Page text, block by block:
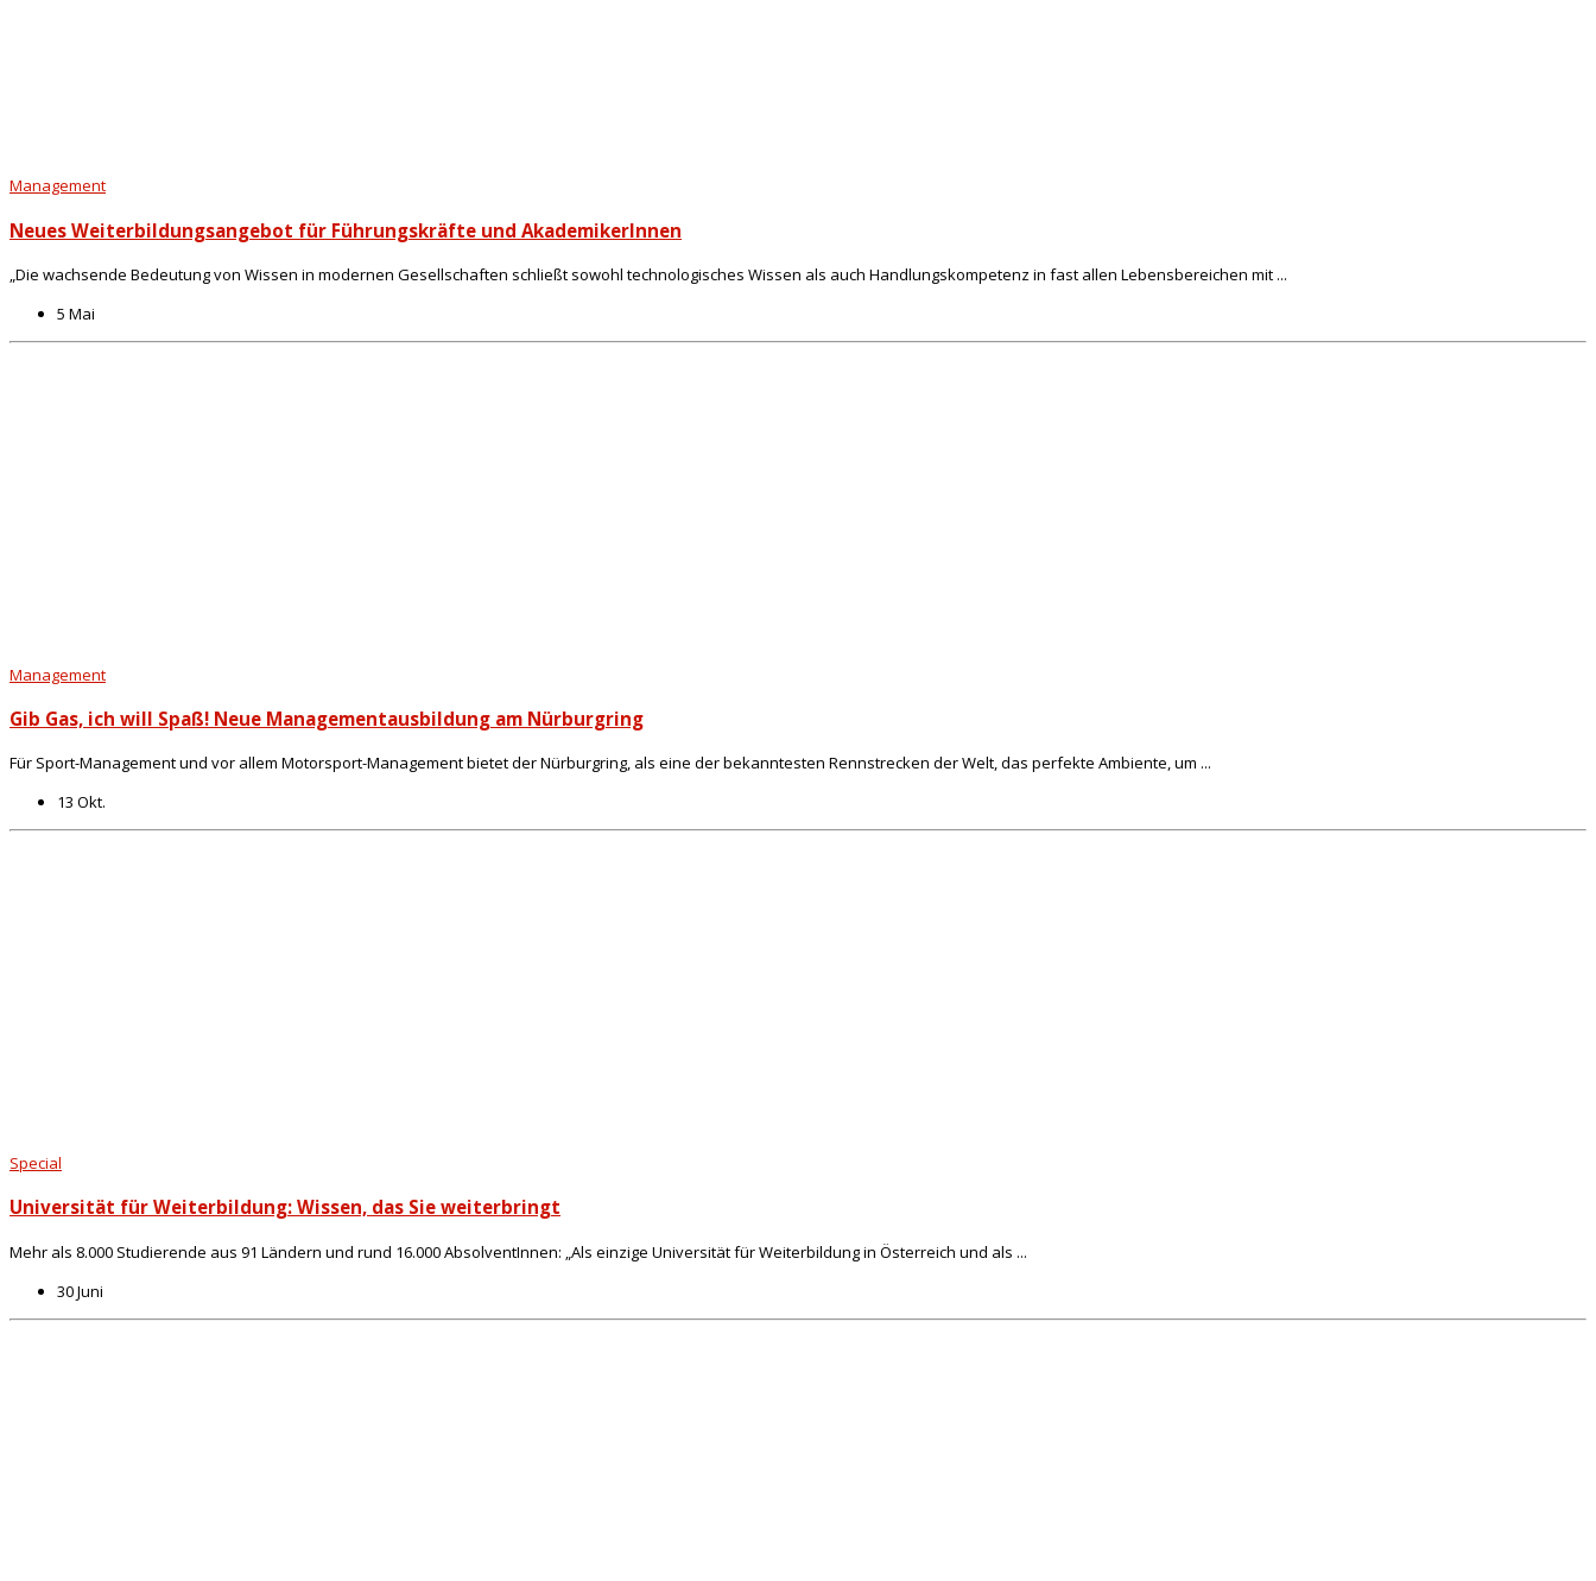
Management
Neues Weiterbildungsangebot für Führungskräfte und AkademikerInnen
„Die wachsende Bedeutung von Wissen in modernen Gesellschaften schließt sowohl technologisches Wissen als auch Handlungskompetenz in fast allen Lebensbereichen mit ...
5 Mai
Management
Gib Gas, ich will Spaß! Neue Managementausbildung am Nürburgring
Für Sport-Management und vor allem Motorsport-Management bietet der Nürburgring, als eine der bekanntesten Rennstrecken der Welt, das perfekte Ambiente, um ...
13 Okt.
Special
Universität für Weiterbildung: Wissen, das Sie weiterbringt
Mehr als 8.000 Studierende aus 91 Ländern und rund 16.000 AbsolventInnen: „Als einzige Universität für Weiterbildung in Österreich und als ...
30 Juni